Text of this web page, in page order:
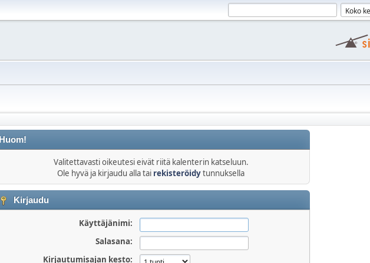
Huom!
Valitettavasti oikeutesi eivät riitä kalenterin katseluun.
Ole hyvä ja kirjaudu alla tai rekisteröidytunnuksella
Kirjaudu
Käyttäjänimi:
Salasana:
Kirjautumisajan kesto: